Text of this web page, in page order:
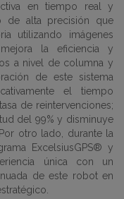
en tiempo real y
de alta precisión que
utilizando imágenes
la eficiencia y
a nivel de columna y
de este sistema
el tiempo
de reintervenciones;
del 99% y disminuye
otro lado, durante la
ExcelsiusGPS® y
única con un
de este robot en